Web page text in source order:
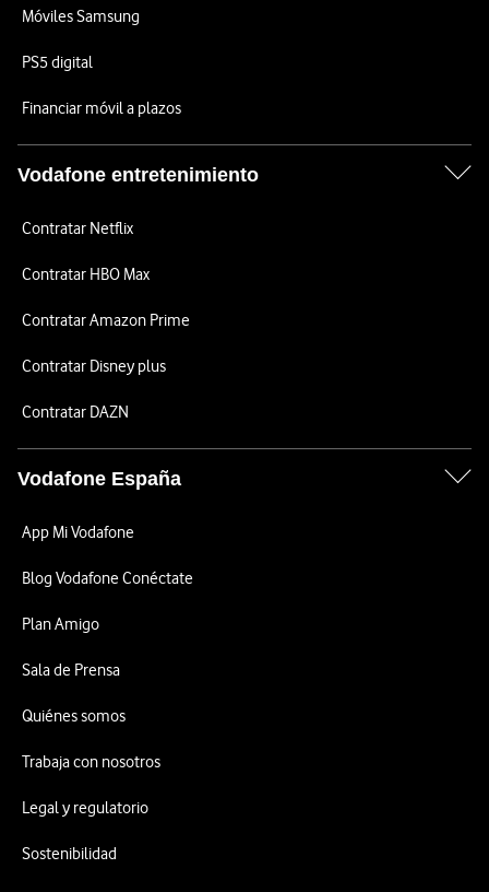
Móviles Samsung
PS5 digital
Financiar móvil a plazos
Vodafone entretenimiento
Contratar Netflix
Contratar HBO Max
Contratar Amazon Prime
Contratar Disney plus
Contratar DAZN
Vodafone España
App Mi Vodafone
Blog Vodafone Conéctate
Plan Amigo
Sala de Prensa
Quiénes somos
Trabaja con nosotros
Legal y regulatorio
Sostenibilidad